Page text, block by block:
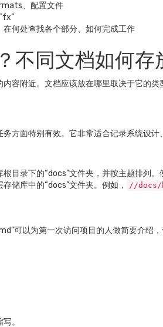
、配置文件
何处查找各个部分、如何完成工作
不同文档如何存
容附近。文档应该放在哪里取决于它的类
方面特别有效。它非常适合记录系统设计
目录下的“docs”文件夹，并按主题排列。
储库中的“docs”文件夹。例如， //docs/
可以为第一次访问项目的人做简要介绍，
。